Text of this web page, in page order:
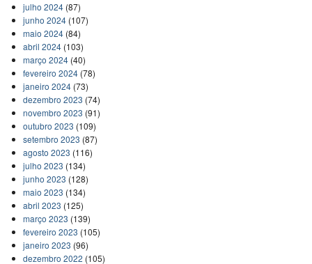
julho 2024(87)
junho 2024(107)
maio 2024(84)
abril 2024(103)
março 2024(40)
fevereiro 2024(78)
janeiro 2024(73)
dezembro 2023 (74)
novembro 2023 (91)
outubro 2023 (109)
setembro 2023 (87)
agosto 2023 (116)
julho 2023 (134)
junho 2023 (128)
maio 2023 (134)
abril 2023 (125)
março 2023 (139)
fevereiro 2023 (105)
janeiro 2023 (96)
dezembro 2022 (105)